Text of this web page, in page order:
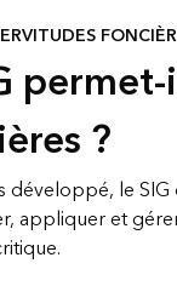
?
le SIG
appliquer et